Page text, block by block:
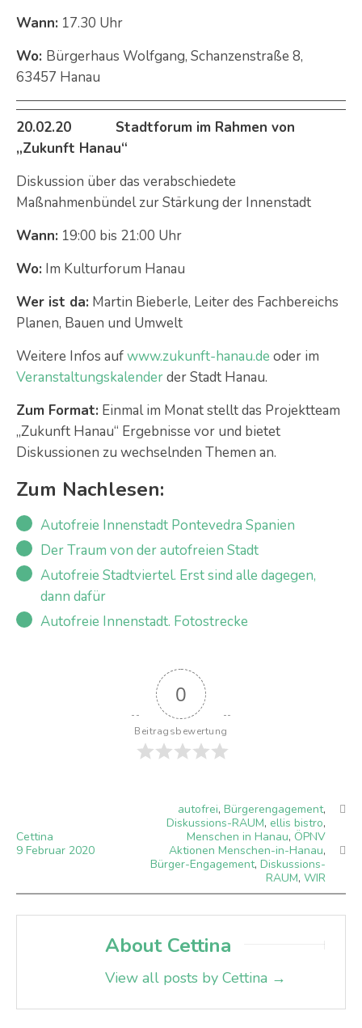
Wann: 17.30 Uhr
Wo: Bürgerhaus Wolfgang, Schanzenstraße 8,
63457 Hanau
20.02.20 Stadtforum im Rahmen von
„Zukunft Hanau“
Diskussion über das verabschiedete
Maßnahmenbündel zur Stärkung der Innenstadt
Wann: 19:00 bis 21:00 Uhr
Wo: Im Kulturforum Hanau
Wer ist da: Martin Bieberle, Leiter des Fachbereichs
Planen, Bauen und Umwelt
Weitere Infos aufwww.zukunft-hanau.de oder im
Veranstaltungskalenderder Stadt Hanau.
Zum Format: Einmal im Monat stellt das Projektteam
„Zukunft Hanau“ Ergebnisse vor und bietet
Diskussionen zu wechselnden Themen an.
Zum Nachlesen:
Autofreie Innenstadt Pontevedra Spanien
Der Traum von der autofreien Stadt
Autofreie Stadtviertel. Erst sind alle dagegen,
dann dafür
Autofreie Innenstadt. Fotostrecke
0
Beitragsbewertung
Cettina
9 Februar 2020
autofrei, Bürgerengagement,
Diskussions-RAUM, ellis bistro,
Menschen in Hanau, ÖPNV
Aktionen Menschen-in-Hanau,
Bürger-Engagement, Diskussions-
RAUM, WIR
About Cettina
View all posts by Cettina →